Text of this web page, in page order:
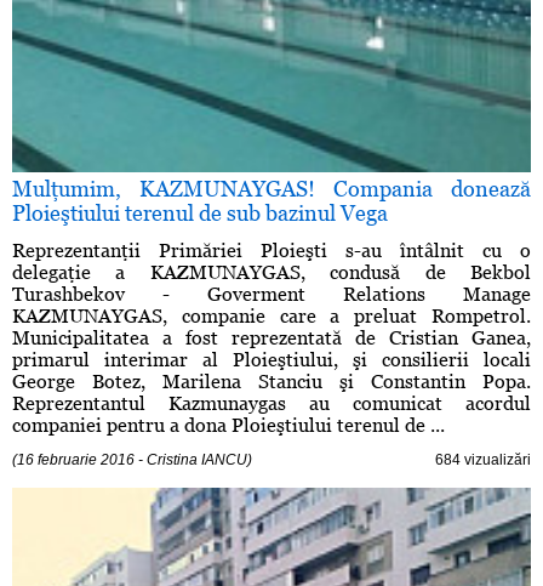
Mulţumim, KAZMUNAYGAS! Compania donează
Ploieştiului terenul de sub bazinul Vega
Reprezentanţii Primăriei Ploieşti s-au întâlnit cu o
delegaţie a KAZMUNAYGAS, condusă de Bekbol
Turashbekov - Goverment Relations Manage
KAZMUNAYGAS, companie care a preluat Rompetrol.
Municipalitatea a fost reprezentată de Cristian Ganea,
primarul interimar al Ploieştiului, şi consilierii locali
George Botez, Marilena Stanciu şi Constantin Popa.
Reprezentantul Kazmunaygas au comunicat acordul
companiei pentru a dona Ploieştiului terenul de ...
(16 februarie 2016 - Cristina IANCU) 684 vizualizări